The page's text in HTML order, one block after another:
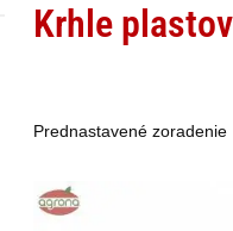
Krhle